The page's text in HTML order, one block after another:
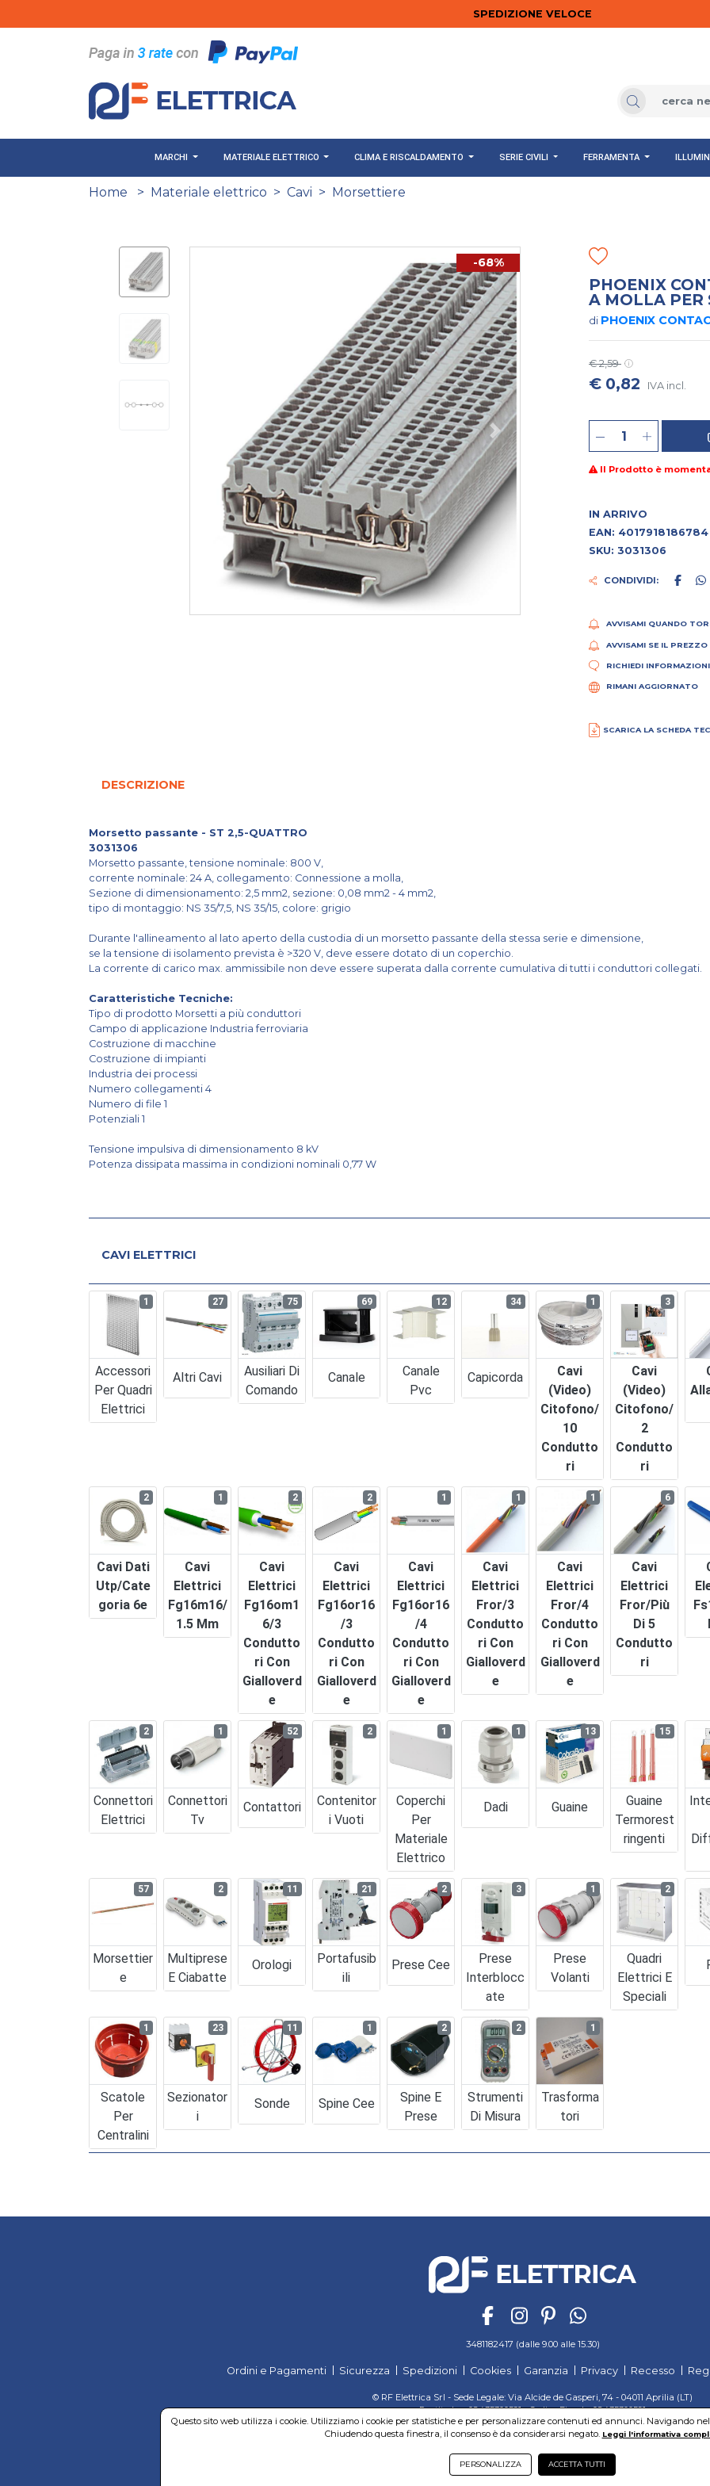
SPEDIZIONE VELOCE
MARCHI MATERIALE ELETTRICO CLIMA E RISCALDAMENTO SERIE CIVILI FERRAMENTA
Home > Materiale elettrico > Cavi > Morsettiere
-68%
PHOENIX
A MOLLA PER
di PHOENIX
€ 2,59
€ 0,82 IVA incl.
Il Prodotto è
IN ARRIVO
EAN: 4017918186784
SKU: 3031306
CONDIVIDI:
AVVISAMI QUANDO
AVVISAMI SE IL PREZZO
RICHIEDI INFORMAZIONI
RIMANI AGGIORNATO
SCARICA LA SCHEDA
DESCRIZIONE
Morsetto passante - ST 2,5-QUATTRO
3031306
Morsetto passante, tensione nominale: 800 V,
corrente nominale: 24 A, collegamento: Connessione a molla,
Sezione di dimensionamento: 2,5 mm2, sezione: 0,08 mm2 - 4 mm2,
tipo di montaggio: NS 35/7,5, NS 35/15, colore: grigio
Durante l'allineamento al lato aperto della custodia di un morsetto passante della stessa serie e dimensione,
se la tensione di isolamento prevista è >320 V, deve essere dotato di un coperchio.
La corrente di carico max. ammissibile non deve essere superata dalla corrente cumulativa di tutti i conduttori collegati.
Caratteristiche Tecniche:
Tipo di prodotto Morsetti a più conduttori
Campo di applicazione Industria ferroviaria
Costruzione di macchine
Costruzione di impianti
Industria dei processi
Numero collegamenti 4
Numero di file 1
Potenziali 1
Tensione impulsiva di dimensionamento 8 kV
Potenza dissipata massima in condizioni nominali 0,77 W
CAVI ELETTRICI
Accessori
Per Quadri
Elettrici
1
Altri Cavi
27
Ausiliari Di
Comando
75
Canale
69
Canale
Pvc
12
Capicorda
34
Cavi
(video)
Citofono/
10
Condutto
Ri
1
Cavi
(video)
Citofono/
2
Condutto
Ri
3
Cavi Dati
Utp/cate
Goria 6e
2
Cavi
Elettrici
Fg16m16/
1.5 Mm
1
Cavi
Elettrici
Fg16om1
6/3
Condutto
Ri Con
Gialloverd
E
2
Cavi
Elettrici
Fg16or16
/3
Condutto
Ri Con
Gialloverd
E
2
Cavi
Elettrici
Fg16or16
/4
Condutto
Ri Con
Gialloverd
E
1
Cavi
Elettrici
Fror/3
Condutto
Ri Con
Gialloverd
E
1
Cavi
Elettrici
Fror/4
Condutto
Ri Con
Gialloverd
E
1
Cavi
Elettrici
Fror/più
Di 5
Condutto
Ri
6
Connettori
Elettrici
2
Connettori
Tv
1
Contattori
52
Contenitor
I Vuoti
2
Coperchi
Per
Materiale
Elettrico
1
Dadi
1
Guaine
13
Guaine
Termorest
Ringenti
15
Morsettier
E
57
Multiprese
E Ciabatte
2
Orologi
11
Portafusib
Ili
21
Prese Cee
2
Prese
Interblocc
Ate
3
Prese
Volanti
1
Quadri
Elettrici E
Speciali
2
Scatole
Per
Centralini
1
Sezionator
I
23
Sonde
11
Spine Cee
1
Spine E
Prese
2
Strumenti
Di Misura
2
Trasforma
Tori
1
3481182417 (dalle 9.00 alle 15.30)
Ordini e Pagamenti Sicurezza Spedizioni Cookies Garanzia Privacy Recesso
© RF Elettrica Srl - Sede Legale: Via Alcide de Gasperi, 74 - 04011 Aprilia (LT)
Partita Iva: 02435300591 - Codice Fiscale: 02435300591
Sede Operativa: Via Alcide de Gasperi, 74 - 04011 Aprilia (LT)
Cap. Soc. 95.000,00 Euro Iscritta al Reg. delle Imprese di Latina REA:LT-171116
Questo sito web utilizza i cookie. Utilizziamo i cookie per statistiche e per personalizzare contenuti ed annunci. Navigando
Chiudendo questa finestra, il consenso è da considerarsi negato. Leggi l'informativa
PERSONALIZZA ACCETTA TUTTI